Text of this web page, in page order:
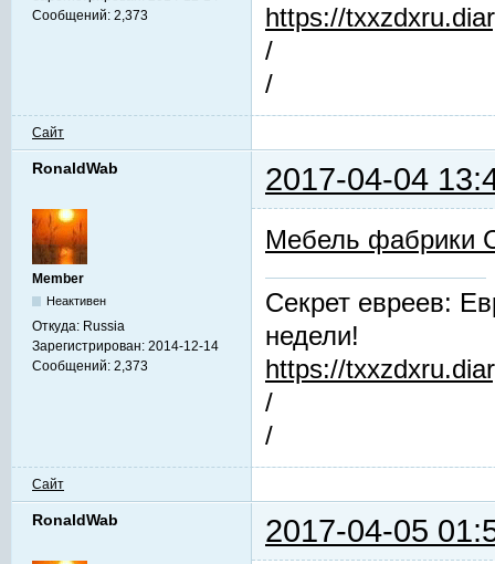
Сообщений: 2,373
https://
/
/
Сайт
RonaldWab 2017-04-04
Member
Неактивен
Откуда: Russia
Зарегистрирован: 2014-12-14
Сообщений: 2,373
Мебель фабрики
Секрет евреев:
недели!
https://
/
/
Сайт
RonaldWab 2017-04-05